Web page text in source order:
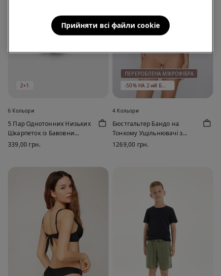
2+1
6 Кольори
5 Пар Однотонних Низьких
Шкарпеток із Бавовни
Унісекс
339,00 грн.
ПЕРЕРОБЛЕНА МІКРОФІБРА
-50% НА 2-ий БЮСТГАЛЬТЕР
4 Кольори
Бюстгальтер Бандо на
Тонкому Ущільнювачі з
Переробленої Мікрофібри
1269,00 грн.
Прийняти всі файли сookie